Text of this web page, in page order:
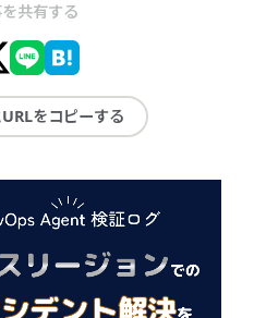
共有する
をコピーする